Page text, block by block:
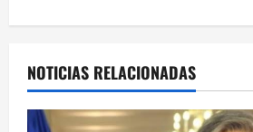
c
NOTICIAS RELACIONADAS